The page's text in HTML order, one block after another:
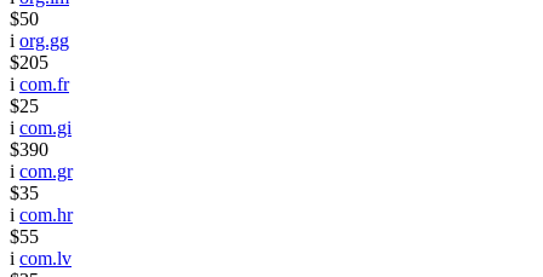
$50
i org.gg
$205
i com.fr
$25
i com.gi
$390
i com.gr
$35
i com.hr
$55
i com.lv